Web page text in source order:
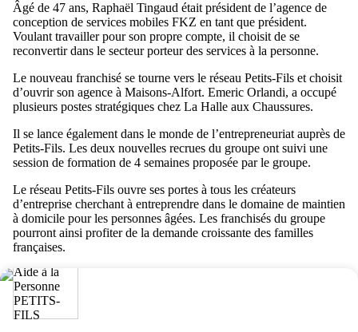
Âgé de 47 ans, Raphaël Tingaud était président de l’agence de
conception de services mobiles FKZ en tant que président.
Voulant travailler pour son propre compte, il choisit de se
reconvertir dans le secteur porteur des services à la personne.
Le nouveau franchisé se tourne vers le réseau Petits-Fils et choisit
d’ouvrir son agence à Maisons-Alfort. Emeric Orlandi, a occupé
plusieurs postes stratégiques chez La Halle aux Chaussures.
Il se lance également dans le monde de l’entrepreneuriat auprès de
Petits-Fils. Les deux nouvelles recrues du groupe ont suivi une
session de formation de 4 semaines proposée par le groupe.
Le réseau Petits-Fils ouvre ses portes à tous les créateurs
d’entreprise cherchant à entreprendre dans le domaine de maintien
à domicile pour les personnes âgées. Les franchisés du groupe
pourront ainsi profiter de la demande croissante des familles
françaises.